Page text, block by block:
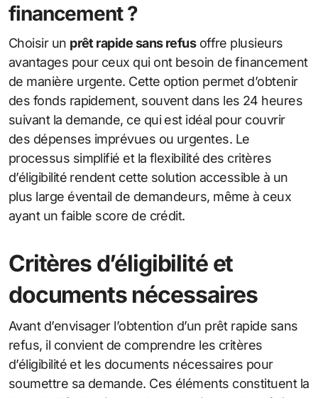
financement ?
Choisir un prêt rapide sans refusoffre plusieurs
avantages pour ceux qui ont besoin de financement
de manière urgente. Cette option permet d’obtenir
des fonds rapidement, souvent dans les 24 heures
suivant la demande, ce qui est idéal pour couvrir
des dépenses imprévues ou urgentes. Le
processus simplifié et la flexibilité des critères
d’éligibilité rendent cette solution accessible à un
plus large éventail de demandeurs, même à ceux
ayant un faible score de crédit.
Critères d’éligibilité et
documents nécessaires
Avant d’envisager l’obtention d’un prêt rapide sans
refus, il convient de comprendre les critères
d’éligibilité et les documents nécessaires pour
soumettre sa demande. Ces éléments constituent la